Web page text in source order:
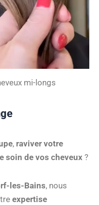
mi-longs
, raviver votre
soin de vos cheveux?
les-Bains, nous
expertise